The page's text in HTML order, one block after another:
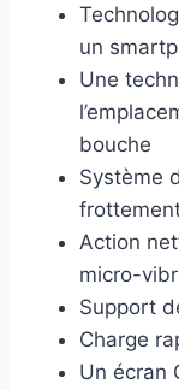
un
Une
bouche
Système
Action
micro-
Support
Charge
Un écran